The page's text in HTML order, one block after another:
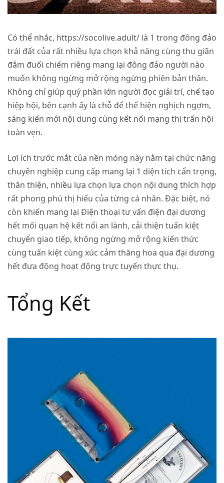
Có thể nhắc, https://socolive.adult/ là 1 trong đông đảo
trái đất của rất nhiều lựa chọn khả năng cùng thu giãn
đắm đuối chiếm riêng mang lại đông đảo người nào
muốn không ngừng mở rộng ngừng phiên bản thân.
Không chỉ giúp quý phần lớn người đọc giải trí, chế tạo
hiệp hội, bên cạnh ấy là chỗ để thể hiện nghịch ngợm,
sáng kiến mới nội dung cùng kết nối mạng thị trấn hội
toàn vẹn.
Lợi ích trước mắt của nền móng này nằm tại chức năng
chuyên nghiệp cung cấp mang lại 1 diện tích cẩn trọng,
thân thiện, nhiều lựa chọn lựa chọn nội dung thích hợp
rất phong phú thị hiếu của từng cá nhân. Đặc biệt, nó
còn khiến mang lại Điện thoại tư vấn điện đại dương
hết mối quan hệ kết nối an lành, cải thiện tuấn kiệt
chuyển giao tiếp, không ngừng mở rộng kiến thức
cùng tuấn kiệt cùng xúc cảm thăng hoa qua đại dương
hết đưa động hoạt động trực tuyến thực thụ.
Tổng Kết